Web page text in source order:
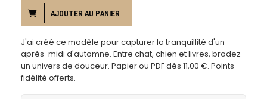
AJOUTER AU PANIER
J'ai créé ce modèle pour capturer la tranquillité d'un
après-midi d'automne. Entre chat, chien et livres, brodez
un univers de douceur. Papier ou PDF dès 11,00 €. Points
fidélité offerts.